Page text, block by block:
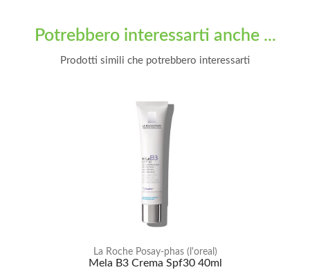
Potrebbero interessarti anche ...
Prodotti simili che potrebbero interessarti
La Roche Posay-phas (l'oreal)
Mela B3 Crema Spf30 40ml